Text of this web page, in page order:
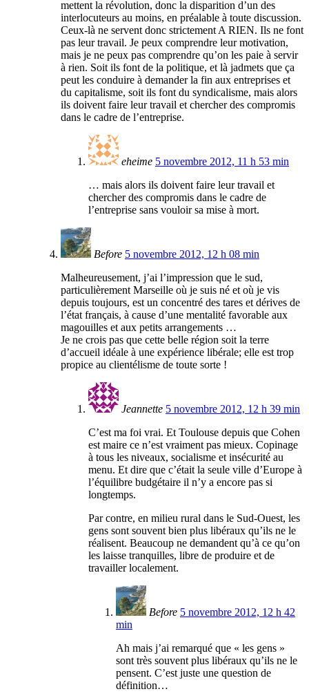
mettent la révolution, donc la disparition d’un des
interlocuteurs au moins, en préalable à toute discussion.
Ceux-là ne servent donc strictement A RIEN. Ils ne font
pas leur travail. Je peux comprendre leur motivation,
mais je ne peux pas comprendre qu’on les paie à servir
à rien. Soit ils font de la politique, et là jadmets que ça
peut les conduire à demander la fin aux entreprises et
du capitalisme, soit ils font du syndicalisme, mais alors
ils doivent faire leur travail et chercher des compromis
dans le cadre de l’entreprise.
eheime 5 novembre 2012, 11 h 53 min
… mais alors ils doivent faire leur travail et
chercher des compromis dans le cadre de
l’entreprise sans vouloir sa mise à mort.
Before 5 novembre 2012, 12 h 08 min
Malheureusement, j’ai l’impression que le sud,
particulièrement Marseille où je suis né et où je vis
depuis toujours, est un concentré des tares et dérives de
l’état français, à cause d’une mentalité favorable aux
magouilles et aux petits arrangements …
Je ne crois pas que cette belle région soit la terre
d’accueil idéale à une expérience libérale; elle est trop
propice au clientélisme de toute sorte !
Jeannette 5 novembre 2012, 12 h 39 min
C’est ma foi vrai. Et Toulouse depuis que Cohen
est maire ce n’est vraiment pas mieux. Copinage
à tous les niveaux, socialisme et insécurité au
menu. Et dire que c’était la seule ville d’Europe à
l’équilibre budgétaire il n’y a encore pas si
longtemps.
Par contre, en milieu rural dans le Sud-Ouest, les
gens sont souvent bien plus libéraux qu’ils ne le
réalisent. Beaucoup ne demandent qu’à ce qu’on
les laisse tranquilles, libre de produire et de
travailler localement.
Before 5 novembre 2012, 12 h 42
min
Ah mais j’ai remarqué que « les gens »
sont très souvent plus libéraux qu’ils ne le
pensent. C’est juste une question de
définition…